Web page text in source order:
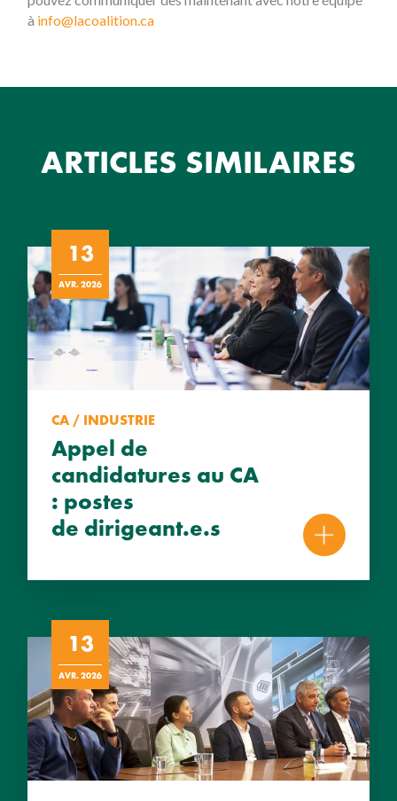
à info@lacoalition.ca
ARTICLES SIMILAIRES
13
AVR. 2026
CA / INDUSTRIE
Appel de
candidatures au CA
: postes
de dirigeant.e.s
13
AVR. 2026